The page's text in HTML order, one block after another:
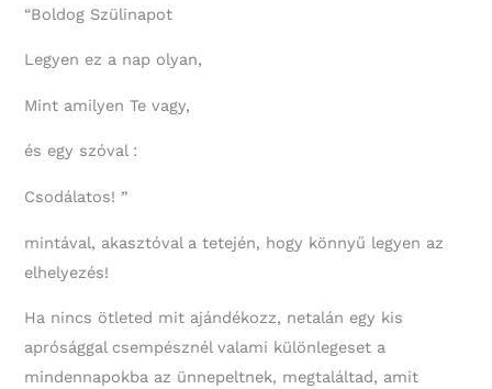
“Boldog Szülinapot
Legyen ez a nap olyan,
Mint amilyen Te vagy,
és egy szóval :
Csodálatos! ”
mintával, akasztóval a tetején, hogy könnyű legyen az
elhelyezés!
Ha nincs ötleted mit ajándékozz, netalán egy kis
aprósággal csempésznél valami különlegeset a
mindennapokba az ünnepeltnek, megtaláltad, amit